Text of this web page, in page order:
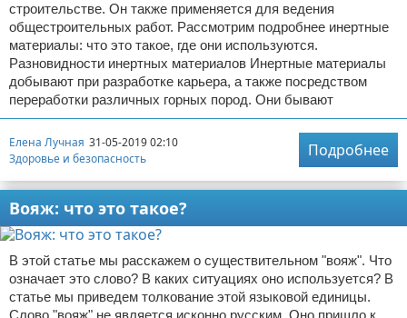
строительстве. Он также применяется для ведения
общестроительных работ. Рассмотрим подробнее инертные
материалы: что это такое, где они используются.
Разновидности инертных материалов Инертные материалы
добывают при разработке карьера, а также посредством
переработки различных горных пород. Они бывают
Елена Лучная 31-05-2019 02:10
Здоровье и безопасность
Подробнее
Вояж: что это такое?
В этой статье мы расскажем о существительном "вояж". Что
означает это слово? В каких ситуациях оно используется? В
статье мы приведем толкование этой языковой единицы.
Слово "вояж" не является исконно русским. Оно пришло к